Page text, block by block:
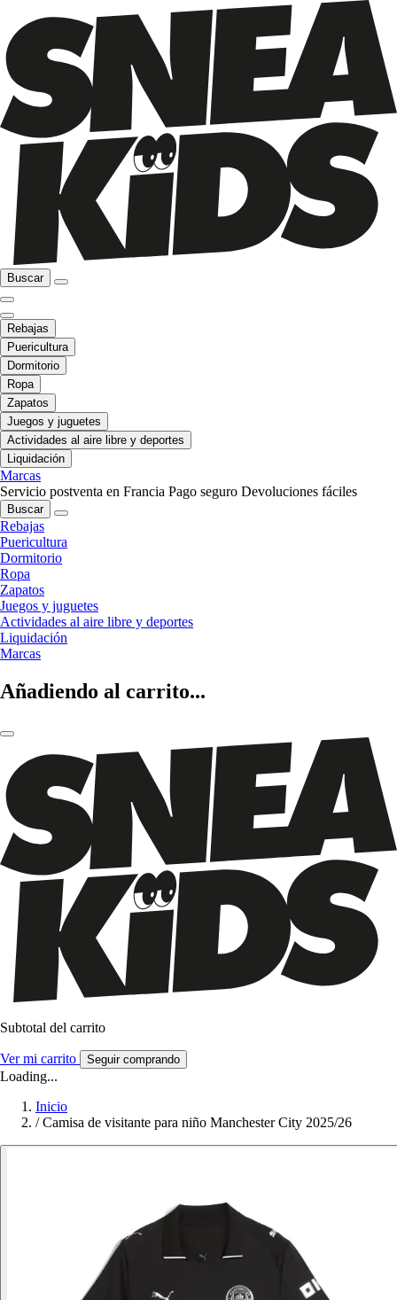
Buscar
Rebajas
Puericultura
Dormitorio
Ropa
Zapatos
Juegos y juguetes
Actividades al aire libre y deportes
Liquidación
Marcas
Servicio postventa en Francia Pago seguro Devoluciones fáciles
Buscar
Rebajas
Puericultura
Dormitorio
Ropa
Zapatos
Juegos y juguetes
Actividades al aire libre y deportes
Liquidación
Marcas
Añadiendo al carrito...
Subtotal del carrito
Ver mi carrito Seguir comprando
Loading...
Inicio
/ Camisa de visitante para niño Manchester City 2025/26